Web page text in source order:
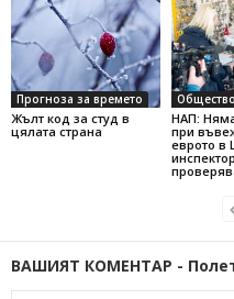
Прогноза за времето
Жълт код за студ в
цялата страна
Общество
НАП:
при
еврото в
ВАШИЯТ КОМЕНТАР -